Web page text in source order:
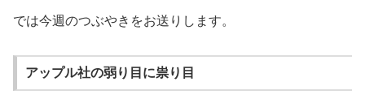
では今週のつぶやきをお送りします。
アップル社の弱り目に祟り目